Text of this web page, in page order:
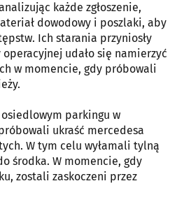
każde zgłoszenie,
dowodowy i poszlaki, aby
Ich starania przyniosły
udało się namierzyć
w momencie, gdy próbowali
osiedlowym parkingu w
ukraść mercedesa
W tym celu wyłamali tylną
środka. W momencie, gdy
zostali zaskoczeni przez